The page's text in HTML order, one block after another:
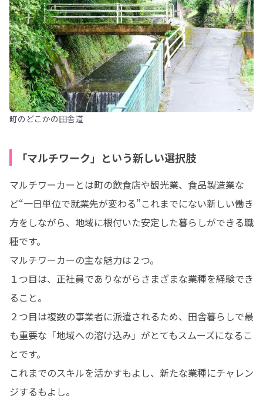
町のどこかの田舎道
「マルチワーク」という新しい選択肢
マルチワーカーとは町の飲食店や観光業、食品製造業な
ど“一日単位で就業先が変わる”これまでにない新しい働き
方をしながら、地域に根付いた安定した暮らしができる職
種です。
マルチワーカーの主な魅力は２つ。
１つ目は、正社員でありながらさまざまな業種を経験でき
ること。
２つ目は複数の事業者に派遣されるため、田舎暮らしで最
も重要な「地域への溶け込み」がとてもスムーズになるこ
とです。
これまでのスキルを活かすもよし、新たな業種にチャレン
ジするもよし。